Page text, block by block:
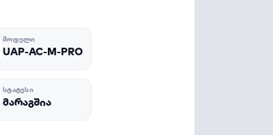
ᲛᲝᲓᲔᲚᲘ
UAP-AC-M-PRO
ᲡᲢᲐᲢᲣᲡᲘ
მარაგშია